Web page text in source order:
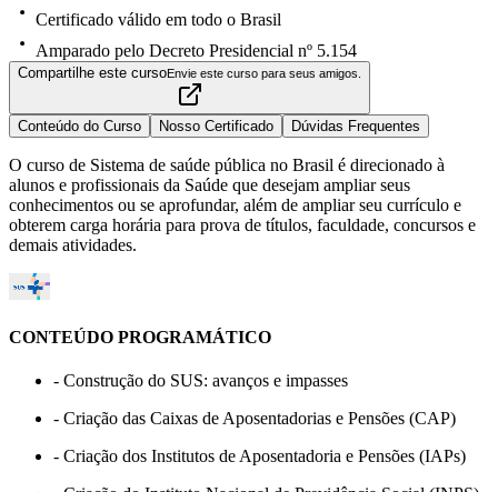
Certificado válido em todo o Brasil
Amparado pelo Decreto Presidencial nº 5.154
Compartilhe este cursoEnvie este curso para seus amigos.
Conteúdo do Curso Nosso Certificado Dúvidas Frequentes
O curso de Sistema de saúde pública no Brasil é direcionado à
alunos e profissionais da Saúde que desejam ampliar seus
conhecimentos ou se aprofundar, além de ampliar seu currículo e
obterem carga horária para prova de títulos, faculdade, concursos e
demais atividades.
CONTEÚDO PROGRAMÁTICO
- Construção do SUS: avanços e impasses
- Criação das Caixas de Aposentadorias e Pensões (CAP)
- Criação dos Institutos de Aposentadoria e Pensões (IAPs)